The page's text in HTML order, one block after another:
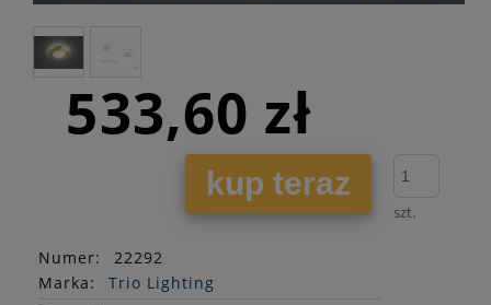
533,60 zł
kup teraz
szt.
Numer:
22292
Marka:
Trio Lighting